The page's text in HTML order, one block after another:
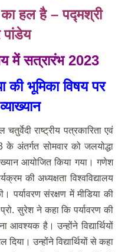
हल है – पद्मश्री
में सत्रारंभ2023
की भूमिका विषय पर
राष्ट्रीय पत्रकारिता एवं
के अंतर्गत सोमवार को जलयोद्धा
आयोजित किया गया। गणेश
की अध्यक्षता विश्वविद्यालय
संरक्षण में मीडिया की
सुरेश ने कहा कि पर्यावरण की
आवश्यक है। उन्होंने विद्यार्थियों
उन्होंने विद्यार्थियों से कहा